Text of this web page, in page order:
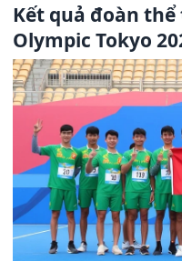
Kết quả đoàn
Olympic Tokyo